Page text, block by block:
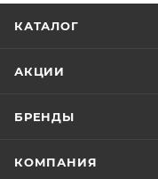
КАТАЛОГ
АКЦИИ
БРЕНДЫ
КОМПАНИЯ